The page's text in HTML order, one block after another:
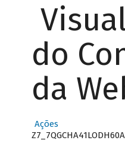
do
da
Ações